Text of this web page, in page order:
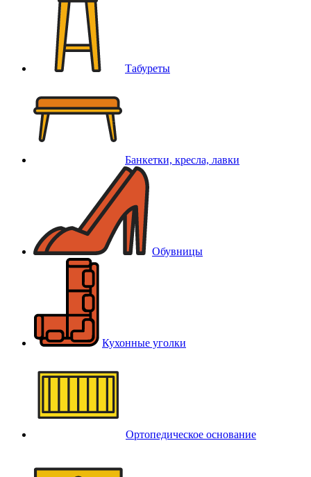
Табуреты
Банкетки, кресла, лавки
Обувницы
Кухонные уголки
Ортопедическое основание